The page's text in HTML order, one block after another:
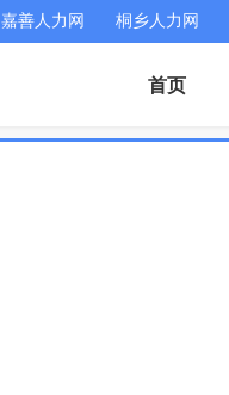
嘉善人力网 桐乡人力网
首页